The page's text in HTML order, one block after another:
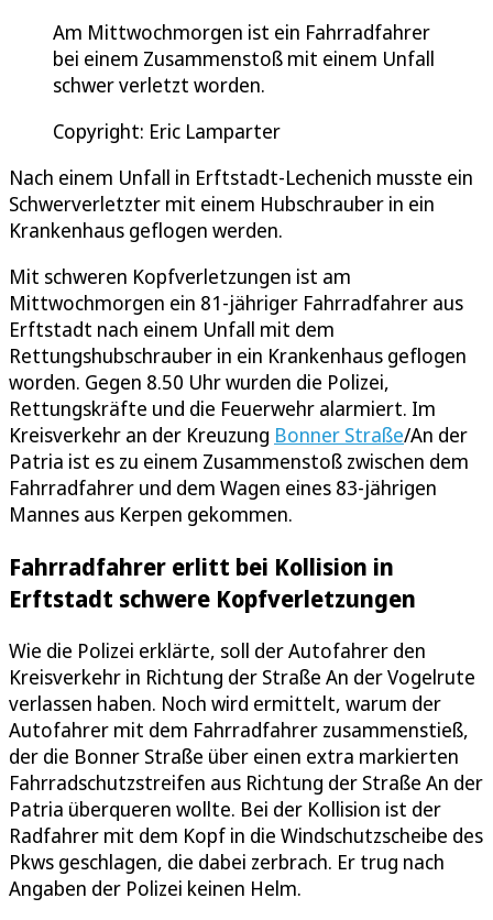
Am Mittwochmorgen ist ein Fahrradfahrer
bei einem Zusammenstoß mit einem Unfall
schwer verletzt worden.
Copyright: Eric Lamparter
Nach einem Unfall in Erftstadt-Lechenich musste ein
Schwerverletzter mit einem Hubschrauber in ein
Krankenhaus geflogen werden.
Mit schweren Kopfverletzungen ist am
Mittwochmorgen ein 81-jähriger Fahrradfahrer aus
Erftstadt nach einem Unfall mit dem
Rettungshubschrauber in ein Krankenhaus geflogen
worden. Gegen 8.50 Uhr wurden die Polizei,
Rettungskräfte und die Feuerwehr alarmiert. Im
Kreisverkehr an der Kreuzung Bonner Straße/An der
Patria ist es zu einem Zusammenstoß zwischen dem
Fahrradfahrer und dem Wagen eines 83-jährigen
Mannes aus Kerpen gekommen.
Fahrradfahrer erlitt bei Kollision in
Erftstadt schwere Kopfverletzungen
Wie die Polizei erklärte, soll der Autofahrer den
Kreisverkehr in Richtung der Straße An der Vogelrute
verlassen haben. Noch wird ermittelt, warum der
Autofahrer mit dem Fahrradfahrer zusammenstieß,
der die Bonner Straße über einen extra markierten
Fahrradschutzstreifen aus Richtung der Straße An der
Patria überqueren wollte. Bei der Kollision ist der
Radfahrer mit dem Kopf in die Windschutzscheibe des
Pkws geschlagen, die dabei zerbrach. Er trug nach
Angaben der Polizei keinen Helm.